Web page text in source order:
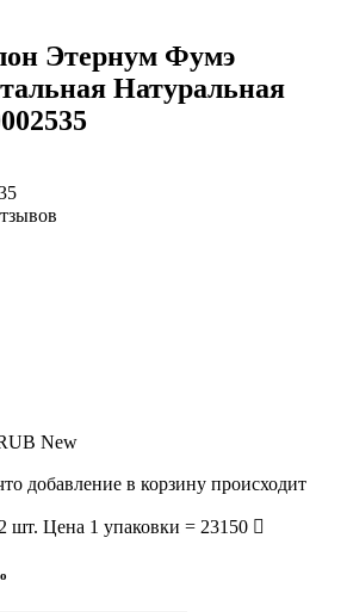
Этернум Фумэ
Натуральная
New
добавление в корзину происходит
шт. Цена 1 упаковки = 23150